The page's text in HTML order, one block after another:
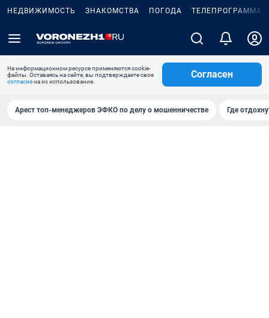
НЕДВИЖИМОСТЬ ЗНАКОМСТВА ПОГОДА ТЕЛЕПРОГРАММА
На информационном ресурсе применяются cookie-
файлы. Оставаясь на сайте, вы подтверждаете свое
согласиена их использование.
Согласен
Арест топ-менеджеров ЭФКО по делу о мошенничестве Где